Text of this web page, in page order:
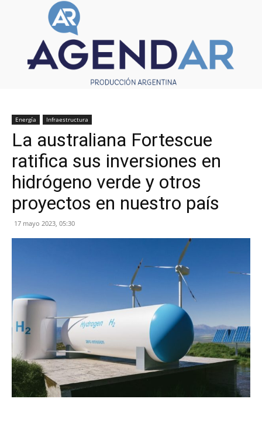
Energía Infraestructura
La australiana Fortescue
ratifica sus inversiones en
hidrógeno verde y otros
proyectos en nuestro país
17 mayo 2023, 05:30